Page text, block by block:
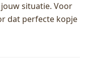
situatie. Voor
dat perfecte kopje